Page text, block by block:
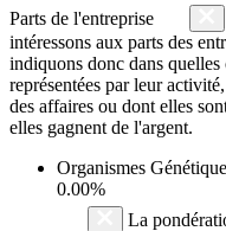
Parts de l'entreprise
intéressons aux parts des
indiquons donc dans quelles
représentées par leur
des affaires ou dont elles
elles gagnent de l'argent.
Organismes
0.00%
La